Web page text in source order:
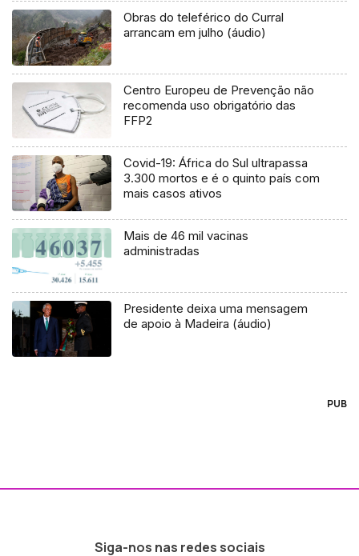
Obras do teleférico do Curral
arrancam em julho (áudio)
Centro Europeu de Prevenção não
recomenda uso obrigatório das
FFP2
Covid-19: África do Sul ultrapassa
3.300 mortos e é o quinto país com
mais casos ativos
Mais de 46 mil vacinas
administradas
Presidente deixa uma mensagem
de apoio à Madeira (áudio)
PUB
Siga-nos nas redes sociais